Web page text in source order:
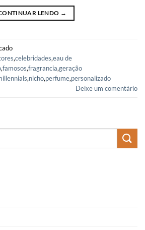
LENDO →
,celebridades,eau de
,famosos,fragrancia,geração
,nicho,perfume,personalizado
Deixe um comentário